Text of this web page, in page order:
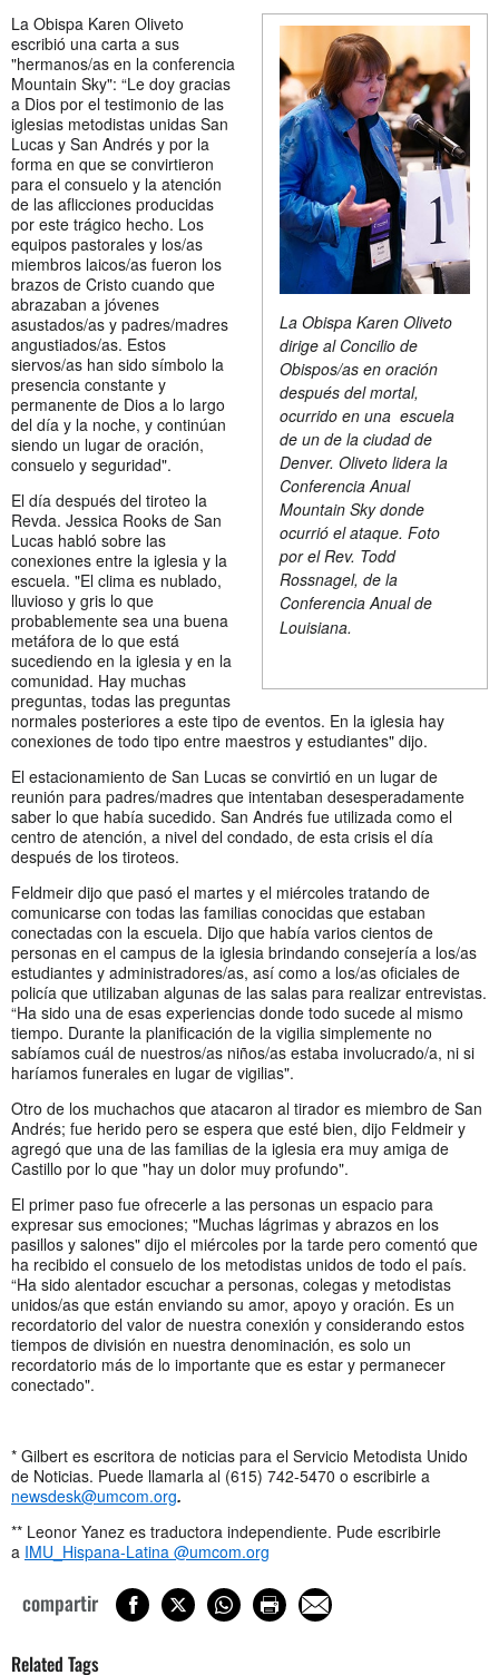
La Obispa Karen Oliveto
dirige al Concilio de
Obispos/as en oración
después del mortal,
ocurrido en una escuela
de un de la ciudad de
Denver. Oliveto lidera la
Conferencia Anual
Mountain Sky donde
ocurrió el ataque. Foto
por el Rev. Todd
Rossnagel, de la
Conferencia Anual de
Louisiana.
La Obispa Karen Oliveto
escribió una carta a sus
"hermanos/as en la conferencia
Mountain Sky": “Le doy gracias
a Dios por el testimonio de las
iglesias metodistas unidas San
Lucas y San Andrés y por la
forma en que se convirtieron
para el consuelo y la atención
de las aflicciones producidas
por este trágico hecho. Los
equipos pastorales y los/as
miembros laicos/as fueron los
brazos de Cristo cuando que
abrazaban a jóvenes
asustados/as y padres/madres
angustiados/as. Estos
siervos/as han sido símbolo la
presencia constante y
permanente de Dios a lo largo
del día y la noche, y continúan
siendo un lugar de oración,
consuelo y seguridad".
El día después del tiroteo la
Revda. Jessica Rooks de San
Lucas habló sobre las
conexiones entre la iglesia y la
escuela. "El clima es nublado,
lluvioso y gris lo que
probablemente sea una buena
metáfora de lo que está
sucediendo en la iglesia y en la
comunidad. Hay muchas
preguntas, todas las preguntas
normales posteriores a este tipo de eventos. En la iglesia hay
conexiones de todo tipo entre maestros y estudiantes" dijo.
El estacionamiento de San Lucas se convirtió en un lugar de
reunión para padres/madres que intentaban desesperadamente
saber lo que había sucedido. San Andrés fue utilizada como el
centro de atención, a nivel del condado, de esta crisis el día
después de los tiroteos.
Feldmeir dijo que pasó el martes y el miércoles tratando de
comunicarse con todas las familias conocidas que estaban
conectadas con la escuela. Dijo que había varios cientos de
personas en el campus de la iglesia brindando consejería a los/as
estudiantes y administradores/as, así como a los/as oficiales de
policía que utilizaban algunas de las salas para realizar entrevistas.
“Ha sido una de esas experiencias donde todo sucede al mismo
tiempo. Durante la planificación de la vigilia simplemente no
sabíamos cuál de nuestros/as niños/as estaba involucrado/a, ni si
haríamos funerales en lugar de vigilias".
Otro de los muchachos que atacaron al tirador es miembro de San
Andrés; fue herido pero se espera que esté bien, dijo Feldmeir y
agregó que una de las familias de la iglesia era muy amiga de
Castillo por lo que "hay un dolor muy profundo".
El primer paso fue ofrecerle a las personas un espacio para
expresar sus emociones; "Muchas lágrimas y abrazos en los
pasillos y salones" dijo el miércoles por la tarde pero comentó que
ha recibido el consuelo de los metodistas unidos de todo el país.
“Ha sido alentador escuchar a personas, colegas y metodistas
unidos/as que están enviando su amor, apoyo y oración. Es un
recordatorio del valor de nuestra conexión y considerando estos
tiempos de división en nuestra denominación, es solo un
recordatorio más de lo importante que es estar y permanecer
conectado".
* Gilbert es escritora de noticias para el Servicio Metodista Unido
de Noticias. Puede llamarla al (615) 742-5470 o escribirle a
newsdesk@umcom.org.
** Leonor Yanez es traductora independiente. Pude escribirle
a IMU_Hispana-Latina @umcom.org
compartir
Related Tags